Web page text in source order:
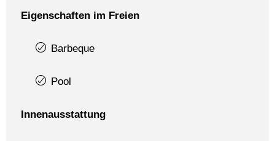
Eigenschaften im Freien
Barbeque
Pool
Innenausstattung